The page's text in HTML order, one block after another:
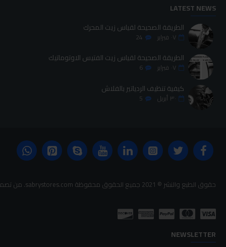
LATEST NEWS
الطريقة الصحيحة لقياس زيت المحرك
٠٧ فبراير 24
الطريقة الصحيحة لقياس زيت الفتيس الاوتوماتيك
٠٧ فبراير 6
كيفية تنظيف الردياتير بالفلاش
٣٠ أبريل 5
حقوق الطبع والنشر © 2021 جميع الحقوق محفوظة sabrystores.com. من تصميم-
NEWSLETTER